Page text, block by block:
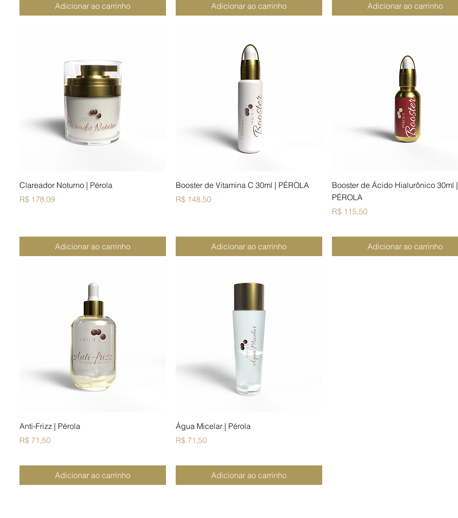
Adicionar ao carrinho Adicionar ao carrinho Adicionar ao carrinho
Clareador Noturno | Pérola
Preço
R$ 178,09
Adicionar ao carrinho
Booster de Vitamina C 30ml | PÉROLA
Preço
R$ 148,50
Adicionar ao carrinho
Booster de Ácido Hialurônico 30ml |
PÉROLA
Preço
R$ 115,50
Adicionar ao carrinho
Anti-Frizz | Pérola
Preço
R$ 71,50
Adicionar ao carrinho
Água Micelar | Pérola
Preço
R$ 71,50
Adicionar ao carrinho